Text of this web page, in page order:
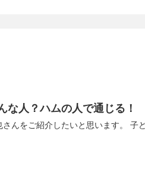
な人？ハムの人で通じる！
さんをご紹介したいと思います。